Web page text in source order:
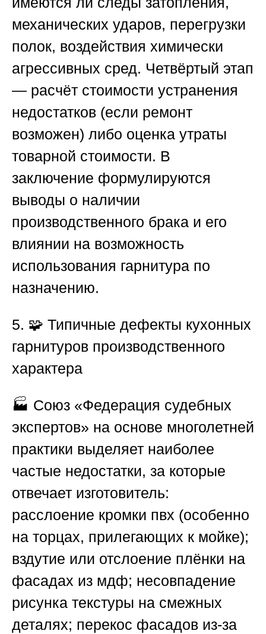
механических ударов, перегрузки
полок, воздействия химически
агрессивных сред. Четвёртый этап
— расчёт стоимости устранения
недостатков (если ремонт
возможен) либо оценка утраты
товарной стоимости. В
заключение формулируются
выводы о наличии
производственного брака и его
влиянии на возможность
использования гарнитура по
назначению.
5. 🧩 Типичные дефекты кухонных
гарнитуров производственного
характера
🏭 Союз «Федерация судебных
экспертов» на основе многолетней
практики выделяет наиболее
частые недостатки, за которые
отвечает изготовитель:
расслоение кромки пвх (особенно
на торцах, прилегающих к мойке);
вздутие или отслоение плёнки на
фасадах из мдф; несовпадение
рисунка текстуры на смежных
деталях; перекос фасадов из-за